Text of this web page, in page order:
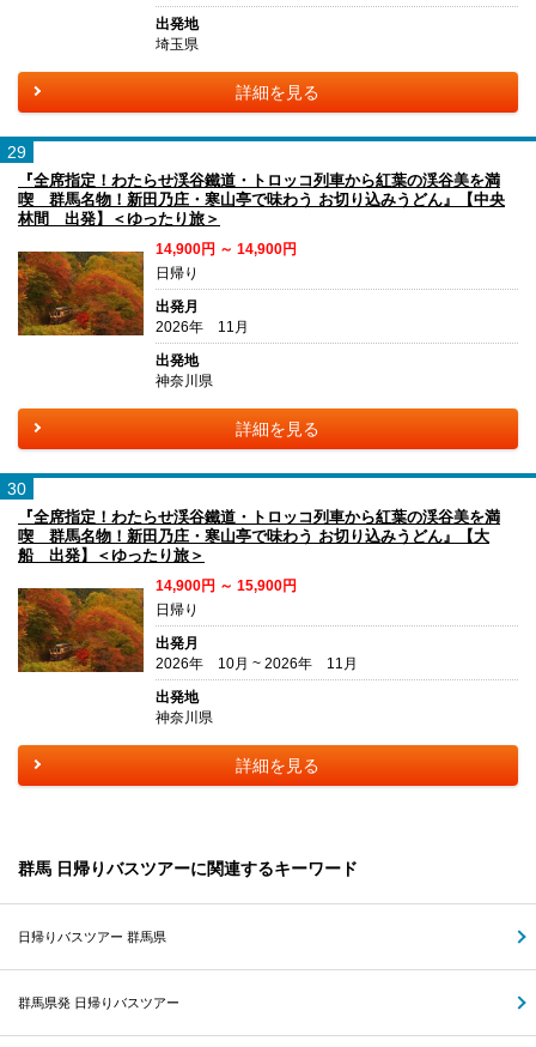
出発地
埼玉県
詳細を見る
29
『全席指定！わたらせ渓谷鐵道・トロッコ列車から紅葉の渓谷美を満
喫 群馬名物！新田乃庄・寒山亭で味わう お切り込みうどん』【中央
林間 出発】＜ゆったり旅＞
14,900円 ～ 14,900円
日帰り
出発月
2026年 11月
出発地
神奈川県
詳細を見る
30
『全席指定！わたらせ渓谷鐵道・トロッコ列車から紅葉の渓谷美を満
喫 群馬名物！新田乃庄・寒山亭で味わう お切り込みうどん』【大
船 出発】＜ゆったり旅＞
14,900円 ～ 15,900円
日帰り
出発月
2026年 10月 ~ 2026年 11月
出発地
神奈川県
詳細を見る
群馬 日帰りバスツアーに関連するキーワード
日帰りバスツアー 群馬県
群馬県発 日帰りバスツアー